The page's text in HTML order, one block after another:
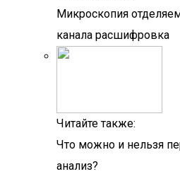
Микроскопия
канала расшифровка
Читайте также:
Что можно и нельзя
анализ?